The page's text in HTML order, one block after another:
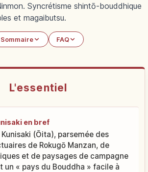
Syncrétisme shintō-bouddhique
et magaibutsu.
Sommaire FAQ
L'essentiel
en bref
(Ōita), parsemée des
de Rokugō Manzan, de
et de paysages de campagne
un « pays du Bouddha » facile à